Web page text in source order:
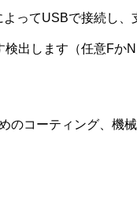
ってUSBで接続し
出します（任意Fか
コーティング、機